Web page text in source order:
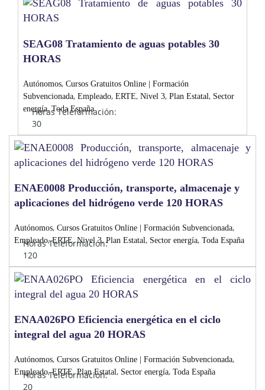
SEAG08 Tratamiento de aguas potables 30
HORAS
Autónomos, Cursos Gratuitos Online | Formación
Subvencionada, Empleado, ERTE, Nivel 3, Plan Estatal, Sector
energía, Toda España
Horas Teleformación:
30
ENAE0008 Producción, transporte, almacenaje y
aplicaciones del hidrógeno verde 120 HORAS
Autónomos, Cursos Gratuitos Online | Formación Subvencionada,
Empleado,ERTE,Nivel 3, Plan Estatal, Sector energía, Toda España
Horas Teleformación:
120
ENAA026PO Eficiencia energética en el ciclo
integral del agua 20 HORAS
Autónomos, Cursos Gratuitos Online | Formación Subvencionada,
Empleado,ERTE,Plan Estatal, Sector energía, Toda España
Horas Teleformación:
20